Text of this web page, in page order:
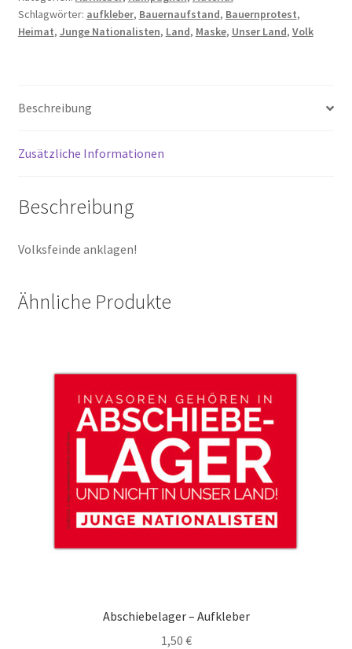
Schlagwörter: aufkleber, Bauernaufstand, Bauernprotest,
Heimat, Junge Nationalisten, Land, Maske, Unser Land, Volk
Beschreibung
Zusätzliche Informationen
Beschreibung
Volksfeinde anklagen!
Ähnliche Produkte
Abschiebelager – Aufkleber
1,50 €